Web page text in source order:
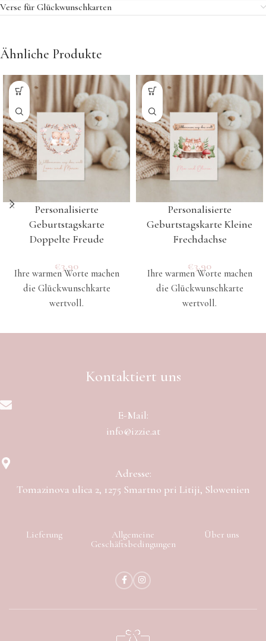
Verse für Glückwunschkarten
Ähnliche Produkte
Personalisierte
Geburtstagskarte
Doppelte Freude
€3.90
Ihre warmen Worte machen
die Glückwunschkarte
wertvoll.
Personalisierte
Geburtstagskarte Kleine
Frechdachse
€3.90
Ihre warmen Worte machen
die Glückwunschkarte
wertvoll.
Kontaktiert uns
E-Mail:
info@izzie.at
Adresse:
Tomazinova ulica 2, 1275 Smartno pri Litiji, Slowenien
Lieferung
Allgemeine
Geschäftsbedingungen
Über uns